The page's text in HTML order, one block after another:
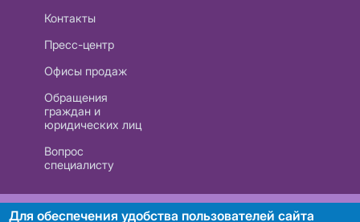
Контакты
Пресс-центр
Офисы продаж
Обращения
граждан и
юридических лиц
Вопрос
специалисту
РУП «Белтелеком». УНП 101007741
Для обеспечения удобства пользователей сайта